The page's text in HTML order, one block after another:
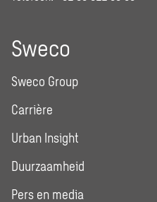
Sweco
Sweco Group
Carrière
Urban Insight
Duurzaamheid
Pers en media